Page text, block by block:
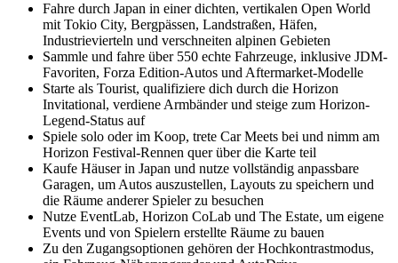
Fahre durch Japan in einer dichten, vertikalen Open World
mit Tokio City, Bergpässen, Landstraßen, Häfen,
Industrievierteln und verschneiten alpinen Gebieten
Sammle und fahre über 550 echte Fahrzeuge, inklusive JDM-
Favoriten, Forza Edition-Autos und Aftermarket-Modelle
Starte als Tourist, qualifiziere dich durch die Horizon
Invitational, verdiene Armbänder und steige zum Horizon-
Legend-Status auf
Spiele solo oder im Koop, trete Car Meets bei und nimm am
Horizon Festival-Rennen quer über die Karte teil
Kaufe Häuser in Japan und nutze vollständig anpassbare
Garagen, um Autos auszustellen, Layouts zu speichern und
die Räume anderer Spieler zu besuchen
Nutze EventLab, Horizon CoLab und The Estate, um eigene
Events und von Spielern erstellte Räume zu bauen
Zu den Zugangsoptionen gehören der Hochkontrastmodus,